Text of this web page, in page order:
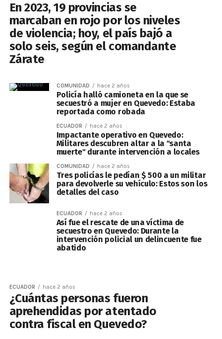
En 2023, 19 provincias se
marcaban en rojo por los niveles
de violencia; hoy, el país bajó a
solo seis, según el comandante
Zárate
COMUNIDAD hace 2 años
Policía halló camioneta en la que se
secuestró a mujer en Quevedo: Estaba
reportada como robada
ECUADOR hace 2 años
Impactante operativo en Quevedo:
Militares descubren altar a la "santa
muerte" durante intervención a locales
COMUNIDAD hace 2 años
Tres policías le pedían $ 500 a un militar
para devolverle su vehículo: Estos son los
detalles del caso
ECUADOR hace 2 años
Así fue el rescate de una víctima de
secuestro en Quevedo: Durante la
intervención policial un delincuente fue
abatido
ECUADOR hace 2 años
¿Cuántas personas fueron
aprehendidas por atentado
contra fiscal en Quevedo?